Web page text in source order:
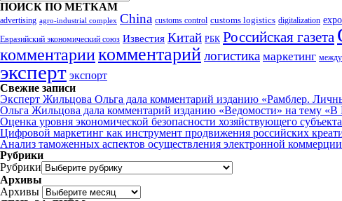
ПОИСК ПО МЕТКАМ
advertising agro-industrial complex China customs control customs logistics digitalization
Евразийский экономический союз Известия Китай РБК Российская газета
комментариикомментарийлогистика маркетинг
эксперт экспорт
Свежие записи
Эксперт Жильцова Ольга дала комментарий изданию «Рамблер.
Ольга Жильцова дала комментарий изданию «Ведомости» на тему
Оценка уровня экономической безопасности хозяйствующего
Цифровой маркетинг как инструмент продвижения российских
Анализ таможенных аспектов осуществления электронной
Рубрики
Рубрики
Архивы
Архивы